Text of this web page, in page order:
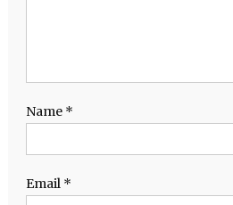
Name *
Email *